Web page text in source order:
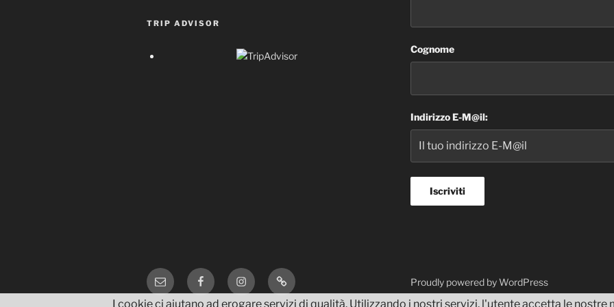
TRIP ADVISOR
Cognome
Indirizzo E-M@il:
Email FacebookInstagramTripAdvisor Proudly powered by WordPress
I cookie ci aiutano ad erogare servizi di qualità. Utilizzando i nostri servizi, l'utente accetta le nostre